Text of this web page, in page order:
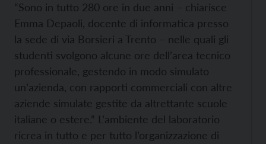
“Sono in tutto 280 ore in due anni – chiarisce
Emma Depaoli, docente di informatica presso
la sede di via Borsieri a Trento – nelle quali gli
studenti svolgono alcune ore dell’area tecnico
professionale, gestendo in modo simulato
un’azienda, con rapporti commerciali con altre
aziende simulate gestite da altrettante scuole
italiane o estere.” L’ambiente del laboratorio
ricrea in tutto e per tutto l’organizzazione di